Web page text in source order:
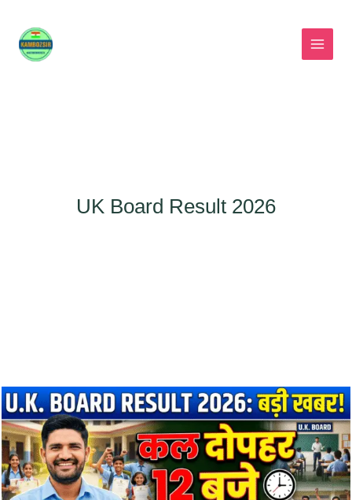
content
UK Board Result 2026
UK
Board
Result
2026
Date
Uttarakhand
Board
Result
2026:
कॉपियों
UK
Board
Result
2026
Direct